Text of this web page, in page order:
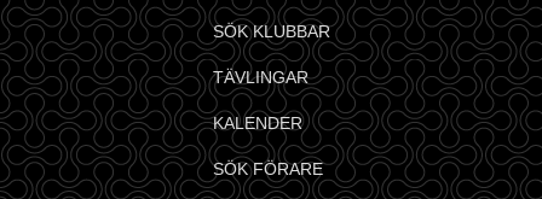
SÖK KLUBBAR
TÄVLINGAR
KALENDER
SÖK FÖRARE